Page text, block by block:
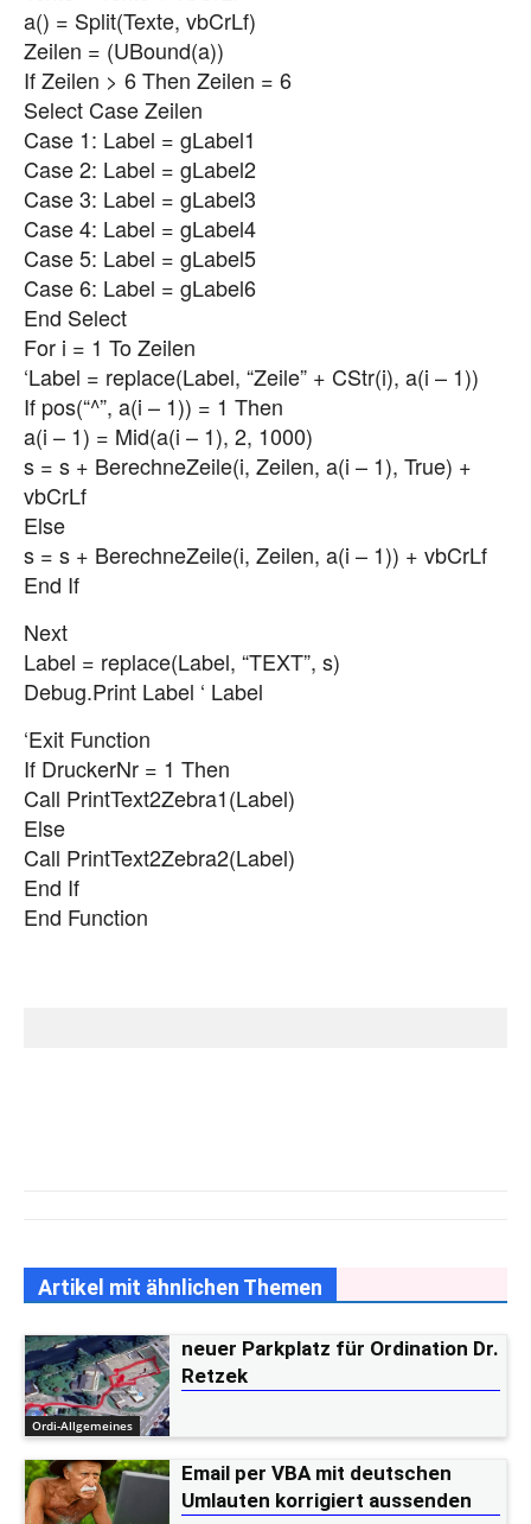
a() = Split(Texte, vbCrLf)
Zeilen = (UBound(a))
If Zeilen > 6 Then Zeilen = 6
Select Case Zeilen
Case 1: Label = gLabel1
Case 2: Label = gLabel2
Case 3: Label = gLabel3
Case 4: Label = gLabel4
Case 5: Label = gLabel5
Case 6: Label = gLabel6
End Select
For i = 1 To Zeilen
‘Label = replace(Label, “Zeile” + CStr(i), a(i – 1))
If pos(“^”, a(i – 1)) = 1 Then
a(i – 1) = Mid(a(i – 1), 2, 1000)
s = s + BerechneZeile(i, Zeilen, a(i – 1), True) +
vbCrLf
Else
s = s + BerechneZeile(i, Zeilen, a(i – 1)) + vbCrLf
End If
Next
Label = replace(Label, “TEXT”, s)
Debug.Print Label ‘ Label
‘Exit Function
If DruckerNr = 1 Then
Call PrintText2Zebra1(Label)
Else
Call PrintText2Zebra2(Label)
End If
End Function
Artikel mit ähnlichen Themen
Ordi-Allgemeines
neuer Parkplatz für Ordination Dr.
Retzek
Email per VBA mit deutschen
Umlauten korrigiert aussenden